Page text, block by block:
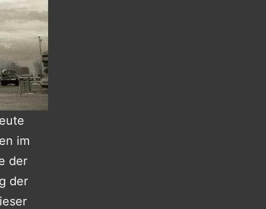
im
der
der